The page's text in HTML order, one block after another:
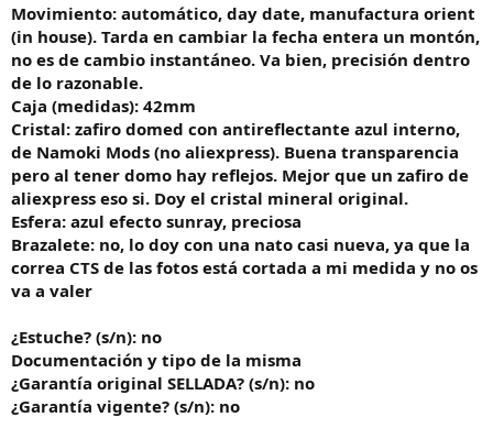
Movimiento: automático, day date, manufactura orient
(in house). Tarda en cambiar la fecha entera un montón,
no es de cambio instantáneo. Va bien, precisión dentro
de lo razonable.
Caja (medidas): 42mm
Cristal: zafiro domed con antireflectante azul interno,
de Namoki Mods (no aliexpress). Buena transparencia
pero al tener domo hay reflejos. Mejor que un zafiro de
aliexpress eso si. Doy el cristal mineral original.
Esfera: azul efecto sunray, preciosa
Brazalete: no, lo doy con una nato casi nueva, ya que la
correa CTS de las fotos está cortada a mi medida y no os
va a valer
¿Estuche? (s/n): no
Documentación y tipo de la misma
¿Garantía original SELLADA? (s/n): no
¿Garantía vigente? (s/n): no